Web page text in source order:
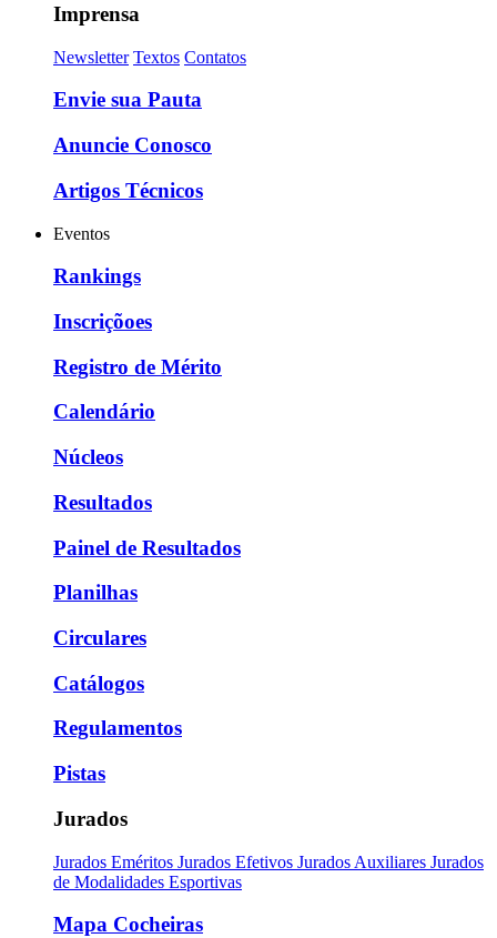
Imprensa
Newsletter Textos Contatos
Envie sua Pauta
Anuncie Conosco
Artigos Técnicos
Eventos
Rankings
Inscriçõoes
Registro de Mérito
Calendário
Núcleos
Resultados
Painel de Resultados
Planilhas
Circulares
Catálogos
Regulamentos
Pistas
Jurados
Jurados Eméritos Jurados Efetivos Jurados Auxiliares Jurados
de Modalidades Esportivas
Mapa Cocheiras